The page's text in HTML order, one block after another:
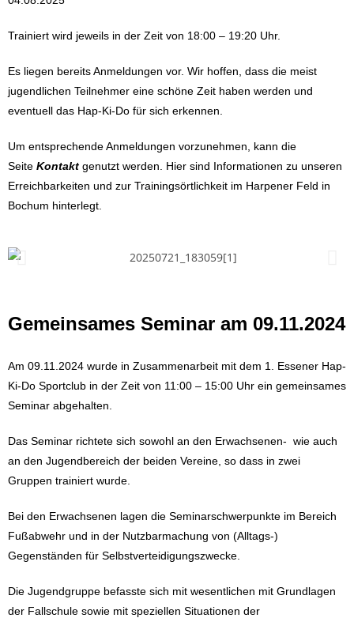
Trainiert wird jeweils in der Zeit von 18:00 – 19:20 Uhr.
Es liegen bereits Anmeldungen vor. Wir hoffen, dass die meist
jugendlichen Teilnehmer eine schöne Zeit haben werden und
eventuell das Hap-Ki-Do für sich erkennen.
Um entsprechende Anmeldungen vorzunehmen, kann die
Seite Kontakt genutzt werden. Hier sind Informationen zu unseren
Erreichbarkeiten und zur Trainingsörtlichkeit im Harpener Feld in
Bochum hinterlegt.
Gemeinsames Seminar am 09.11.2024
Am 09.11.2024 wurde in Zusammenarbeit mit dem 1. Essener Hap-
Ki-Do Sportclub in der Zeit von 11:00 – 15:00 Uhr ein gemeinsames
Seminar abgehalten.
Das Seminar richtete sich sowohl an den Erwachsenen- wie auch
an den Jugendbereich der beiden Vereine, so dass in zwei
Gruppen trainiert wurde.
Bei den Erwachsenen lagen die Seminarschwerpunkte im Bereich
Fußabwehr und in der Nutzbarmachung von (Alltags-)
Gegenständen für Selbstverteidigungszwecke.
Die Jugendgruppe befasste sich mit wesentlichen mit Grundlagen
der Fallschule sowie mit speziellen Situationen der